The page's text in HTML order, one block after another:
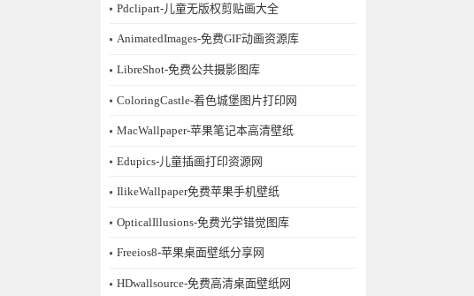
Pdclipart-儿童无版权剪贴画大全
AnimatedImages-免费GIF动画资源库
LibreShot-免费公共摄影图库
ColoringCastle-着色城堡图片打印网
MacWallpaper-苹果笔记本高清壁纸
Edupics-儿童插画打印资源网
IlikeWallpaper免费苹果手机壁纸
OpticalIllusions-免费光学错觉图库
Freeios8-苹果桌面壁纸分享网
HDwallsource-免费高清桌面壁纸网